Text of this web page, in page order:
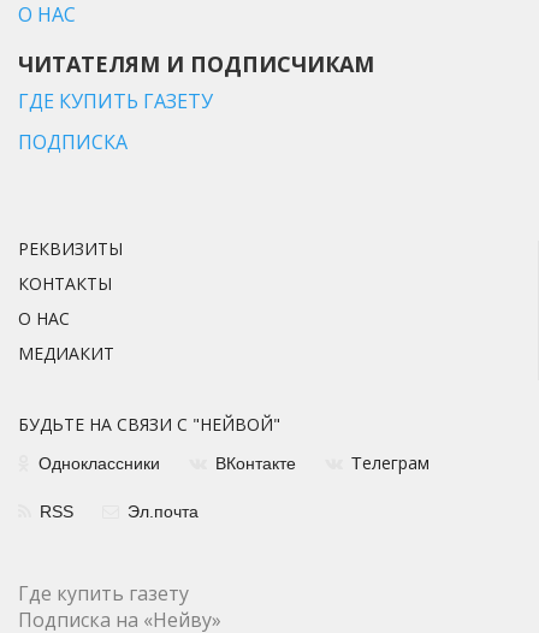
О НАС
ЧИТАТЕЛЯМ И ПОДПИСЧИКАМ
ГДЕ КУПИТЬ ГАЗЕТУ
ПОДПИСКА
РЕКВИЗИТЫ
КОНТАКТЫ
О НАС
МЕДИАКИТ
БУДЬТЕ НА СВЯЗИ С "НЕЙВОЙ"
Одноклассники ВКонтакте Телеграм
RSS Эл.почта
Где купить газету
Подписка на «Нейву»